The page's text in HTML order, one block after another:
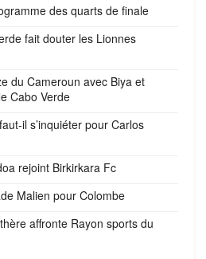
des quarts de finale
fait douter les Lionnes
du Cameroun avec Biya et
Cabo Verde
il s’inquiéter pour Carlos
rejoint Birkirkara Fc
Malien pour Colombe
affronte Rayon sports du